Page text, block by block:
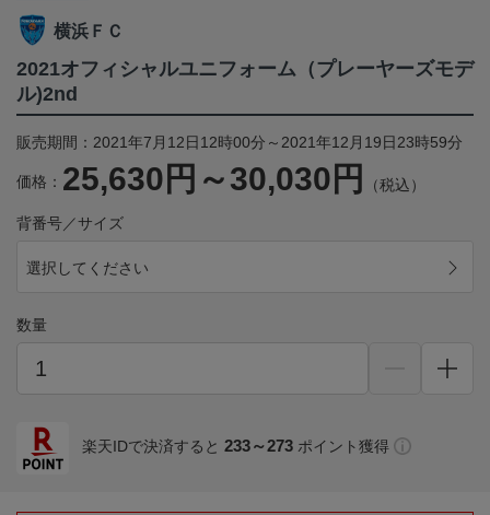
横浜ＦＣ
2021オフィシャルユニフォーム（プレーヤーズモデ
ル)2nd
販売期間：2021年7月12日12時00分～2021年12月19日23時59分
価格： 25,630円～30,030円 （税込）
背番号／サイズ
選択してください
数量
楽天IDで決済すると 233～273 ポイント獲得